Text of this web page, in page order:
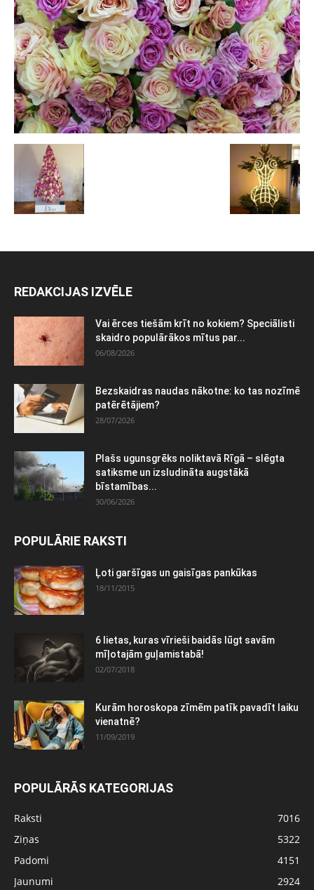
REDAKCIJAS IZVĒLE
Vai ērces tiešām krīt no kokiem? Speciālisti
skaidro populārākos mītus par...
06/08/2026
Bezskaidras naudas nākotne: ko tas nozīmē
patērētājiem?
28/07/2026
Plašs ugunsgrēks noliktavā Rīgā – slēgta
satiksme un izsludināta augstākā
bīstamības...
30/06/2026
POPULĀRIE RAKSTI
Ļoti garšīgas un gaisīgas pankūkas
18/11/2015
6 lietas, kuras vīrieši baidās lūgt savām
mīļotajām guļamistabā!
02/07/2018
Kurām horoskopa zīmēm patīk pavadīt laiku
vienatnē?
11/09/2019
POPULĀRĀS KATEGORIJAS
Raksti
7016
Ziņas
5322
Padomi
4151
Jaunumi
2924